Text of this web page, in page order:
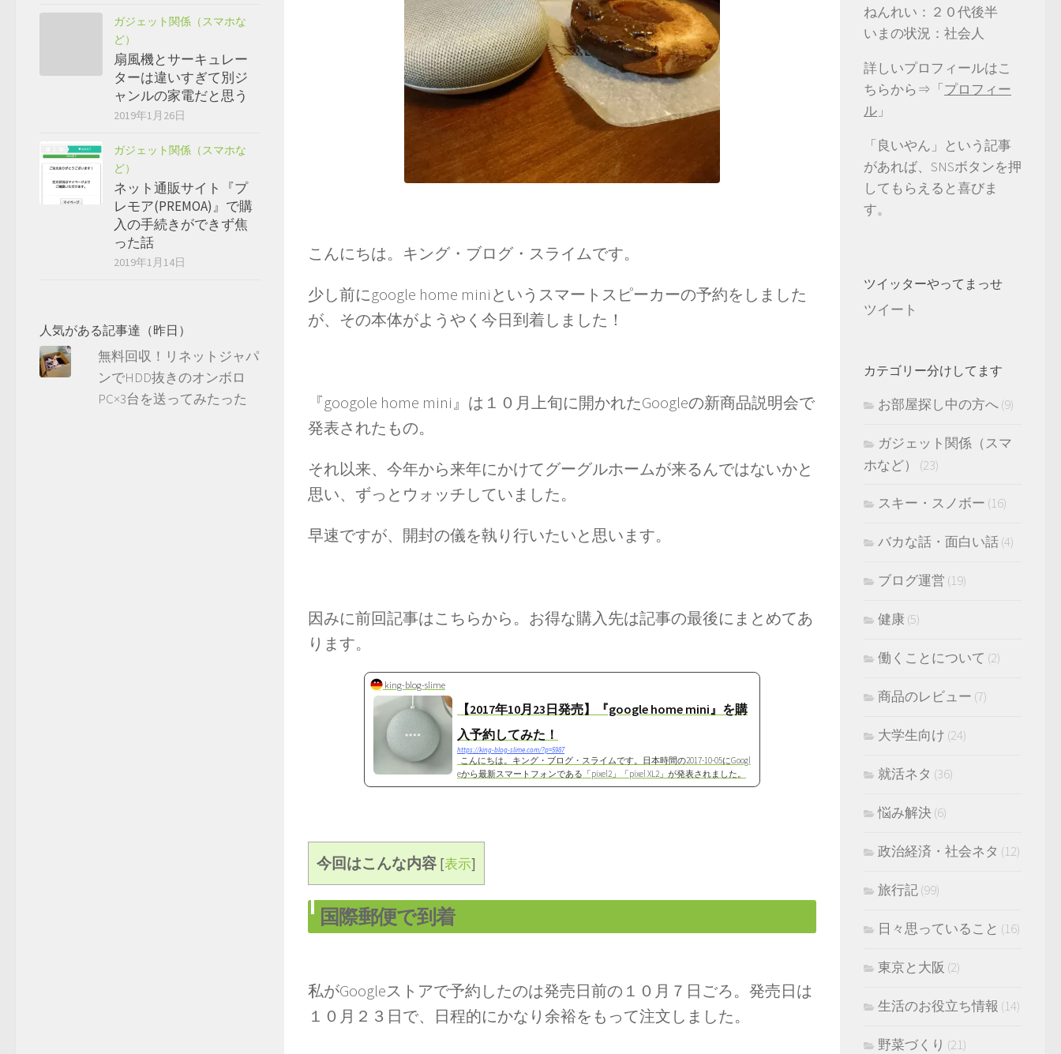
こんにちは。キング・ブログ・スライムです。
少し前にgoogle home miniというスマートスピーカーの予約をしました
が、その本体がようやく今日到着しました！
『googole home mini』は１０月上旬に開かれたGoogleの新商品説明会で
発表されたもの。
それ以来、今年から来年にかけてグーグルホームが来るんではないかと
思い、ずっとウォッチしていました。
早速ですが、開封の儀を執り行いたいと思います。
因みに前回記事はこちらから。お得な購入先は記事の最後にまとめてあ
ります。
king-blog-slime
【2017年10月23日発売】『google home mini』を購
入予約してみた！
https://king-blog-slime.com/?p=5987
こんにちは。キング・ブログ・スライムです。日本時間の2017-10-05にGoogl
eから最新スマートフォンである「pixel2」「pixel XL2」が発表されました。
現地のファンは熱狂していますが、前回のpixelと同様に１次販売国に日本は
今回はこんな内容 [表示]
国際郵便で到着
私がGoogleストアで予約したのは発売日前の１０月７日ごろ。発売日は
１０月２３日で、日程的にかなり余裕をもって注文しました。
ガジェット関係（スマホな
ど）
扇風機とサーキュレー
ターは違いすぎて別ジ
ャンルの家電だと思う
2019年1月26日
ガジェット関係（スマホな
ど）
ネット通販サイト『プ
レモア(PREMOA)』で購
入の手続きができず焦
った話
2019年1月14日
人気がある記事達（昨日）
無料回収！リネットジャパ
ンでHDD抜きのオンボロ
PC×3台を送ってみたった
ねんれい：２０代後半
いまの状況：社会人
詳しいプロフィールはこ
ちらから⇒「プロフィー
ル 」
「良いやん」という記事
があれば、SNSボタンを押
してもらえると喜びま
す。
ツイッターやってまっせ
ツイート
カテゴリー分けしてます
お部屋探し中の方へ(9)
ガジェット関係（スマ
ホなど）
(23)
スキー・スノボー (16)
バカな話・面白い話(4)
ブログ運営 (19)
健康 (5)
働くことについて (2)
商品のレビュー (7)
大学生向け (24)
就活ネタ (36)
悩み解決(6)
政治経済・社会ネタ (12)
旅行記(99)
日々思っていること (16)
東京と大阪 (2)
生活のお役立ち情報 (14)
野菜づくり (21)